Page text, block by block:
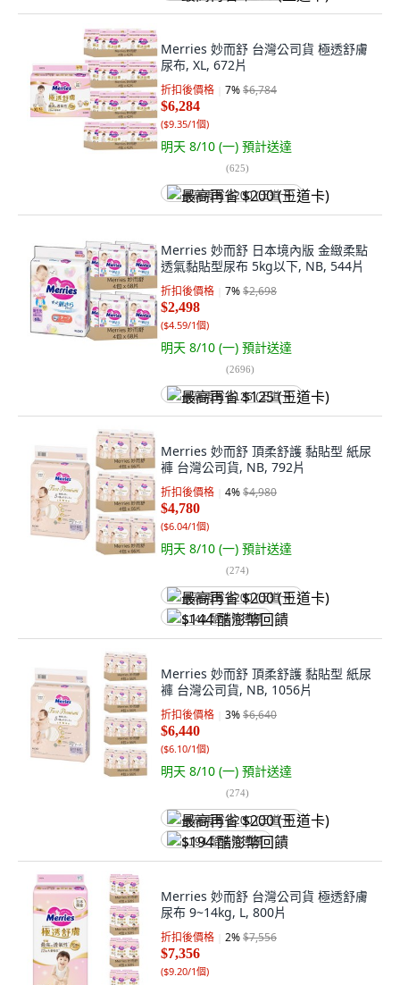
Merries 妙而舒 台灣公司貨 極透舒膚
尿布, XL, 672片
折扣後價格 7%$6,784
$6,284
($9.35/1個)
明天 8/10 (一) 預計送達
(625)
最高再省 $200 (王道卡)
Merries 妙而舒 日本境內版 金緻柔點
透氣黏貼型尿布 5kg以下, NB, 544片
折扣後價格 7%$2,698
$2,498
($4.59/1個)
明天 8/10 (一) 預計送達
(2696)
最高再省 $125 (王道卡)
Merries 妙而舒 頂柔舒護 黏貼型 紙尿
褲 台灣公司貨, NB, 792片
折扣後價格 4%$4,980
$4,780
($6.04/1個)
明天 8/10 (一) 預計送達
(274)
最高再省 $200 (王道卡)
$144 酷澎幣回饋
Merries 妙而舒 頂柔舒護 黏貼型 紙尿
褲 台灣公司貨, NB, 1056片
折扣後價格 3%$6,640
$6,440
($6.10/1個)
明天 8/10 (一) 預計送達
(274)
最高再省 $200 (王道卡)
$194 酷澎幣回饋
Merries 妙而舒 台灣公司貨 極透舒膚
尿布 9~14kg, L, 800片
折扣後價格 2%$7,556
$7,356
($9.20/1個)